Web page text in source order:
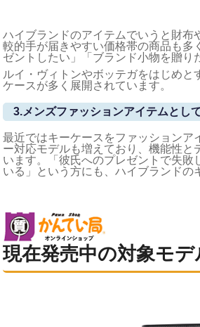
ハイブランドのアイテムでいうと財布
較的手が届きやすい価格帯の商品も多
ゼントしたい」「ブランド小物を贈り
ルイ・ヴィトンやボッテガをはじめ
ケースが多く展開されています。
3.メンズファッションアイテムとし
最近ではキーケースをファッションア
ー対応モデルも増えており、機能性と
います。「彼氏へのプレゼントで失敗
いる」という方にも、ハイブランドの
現在発売中の対象モ